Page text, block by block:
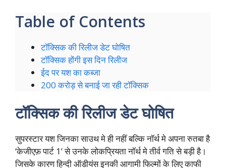
Table of Contents
टॉक्सिक की रिलीज डेट घोषित
टॉक्सिक होंगी इस दिन रिलीज
ईद पर यश का कब्जा
200 करोड़ से बनाई जा रही टॉक्सिक
टॉक्सिक की रिलीज डेट घोषित
सुपरस्टार यश जिनका साउथ मे ही नहीं बल्कि नॉर्थ मे अपना रुतबा है
‘केजीएफ़ पार्ट 1’ से उनके लोकप्रियता नॉर्थ मे तीर्व गति से बड़ी है।
जिसके कारण हिन्दी ऑडीयंस इनकी आगामी फिल्मों के लिए काफी